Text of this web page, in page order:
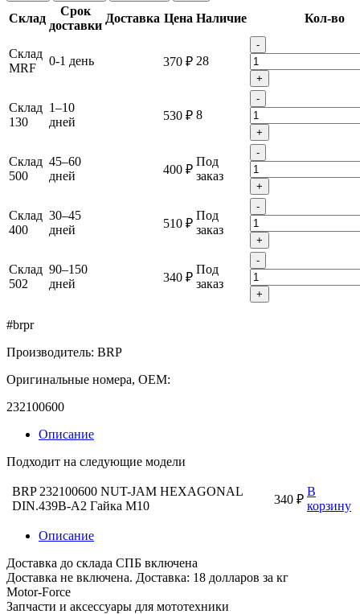
Склад
Срок
доставки
Доставка Цена Наличие Кол-во
Склад
MRF
0-1 день 370 ₽ 28
-
+
Склад
130
1–10
дней
530 ₽ 8
-
+
Склад
500
45–60
дней
400 ₽
Под
заказ
-
+
Склад
400
30–45
дней
510 ₽
Под
заказ
-
+
Склад
502
90–150
дней
340 ₽
Под
заказ
-
+
#brpr
Производитель: BRP
Оригинальные номера, OEM:
232100600
Описание
Подходит на следующие модели
BRP 232100600 NUT-JAM HEXAGONAL
DIN.439B-A2 Гайка M10
340 ₽
В
корзину
Описание
Доставка до склада СПБ включена
Доставка не включена. Доставка: 18 долларов за кг
Motor-Force
Запчасти и аксессуары для мототехники